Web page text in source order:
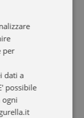
per
dati a
possibile
ogni